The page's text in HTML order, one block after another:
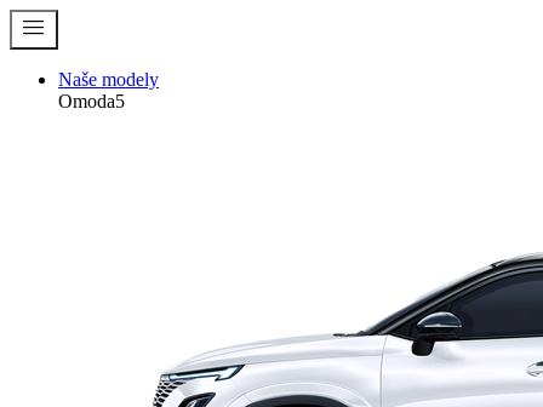
menu
Naše modely
Omoda5